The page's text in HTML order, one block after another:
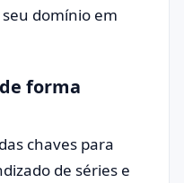
domínio em
forma
chaves para
de séries e